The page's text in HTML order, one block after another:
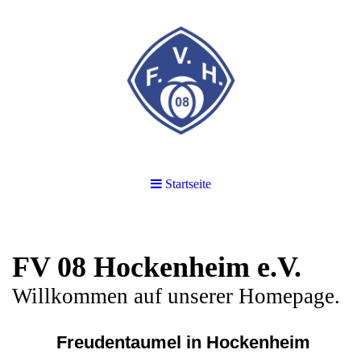
Startseite
FV 08 Hockenheim e.V.
Willkommen auf unserer Homepage.
Freudentaumel in Hockenheim